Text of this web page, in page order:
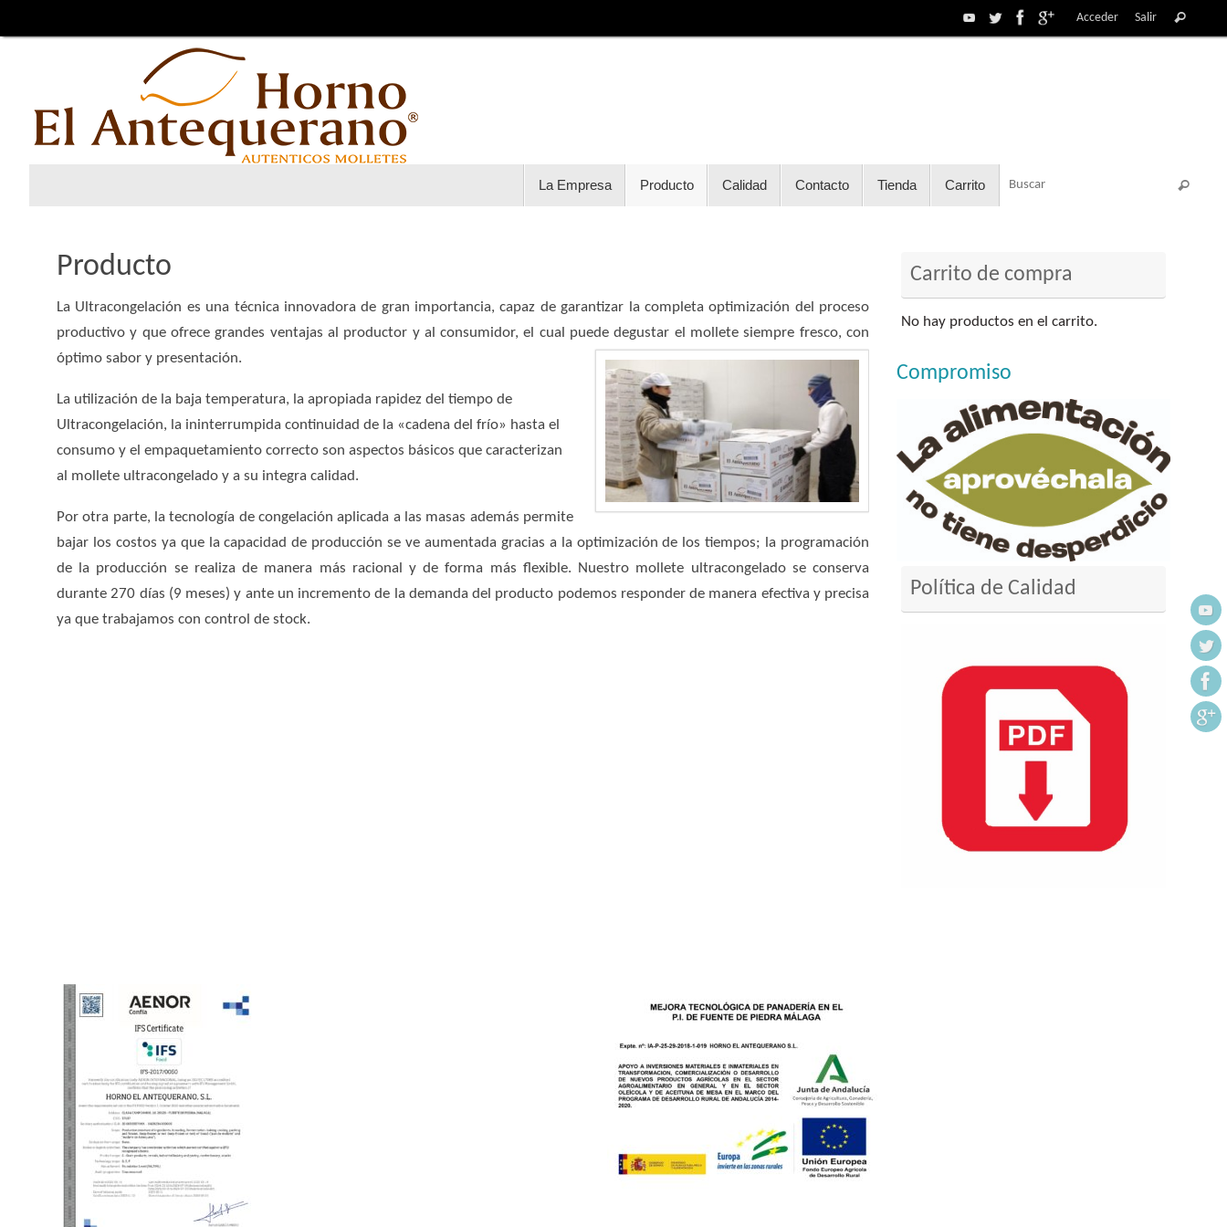
Acceder Salir
La Empresa Producto Calidad Contacto Tienda Carrito
Producto
La Ultracongelación es una técnica innovadora de gran importancia, capaz de garantizar la completa optimización del proceso
productivo y que ofrece grandes ventajas al productor y al consumidor, el cual puede degustar el mollete siempre fresco, con
óptimo sabor y presentación.
La utilización de la baja temperatura, la apropiada rapidez del tiempo de
Ultracongelación, la ininterrumpida continuidad de la «cadena del frío» hasta el
consumo y el empaquetamiento correcto son aspectos básicos que caracterizan
al mollete ultracongelado y a su integra calidad.
Por otra parte, la tecnología de congelación aplicada a las masas además permite
bajar los costos ya que la capacidad de producción se ve aumentada gracias a la optimización de los tiempos; la programación
de la producción se realiza de manera más racional y de forma más flexible. Nuestro mollete ultracongelado se conserva
durante 270 días (9 meses) y ante un incremento de la demanda del producto podemos responder de manera efectiva y precisa
ya que trabajamos con control de stock.
Carrito de compra
No hay productos en el carrito.
Compromiso
leer más
Política de Calidad